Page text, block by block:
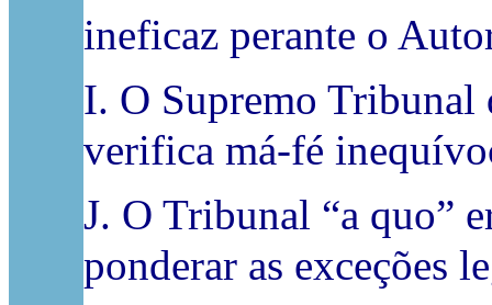
ineficaz perante o
I. O Supremo Tribunal
verifica má-fé
J. O Tribunal “a quo”
ponderar as exceções